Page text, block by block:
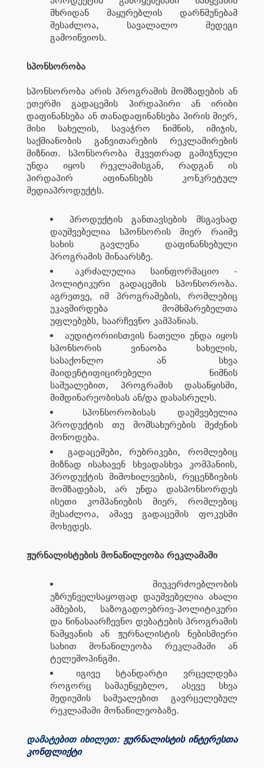
მხრიდან მაყურებლის დარწმუნებამ
შესაძლოა, სავალალო შედეგი
გამოიწვიოს.
სპონსორობა
სპონსორობა არის პროგრამის მომზადების ან
ეთერში გადაცემის პირდაპირი ან ირიბი
დაფინანსება ან თანადაფინანსება პირის მიერ,
მისი სახელის, სავაჭრო ნიშნის, იმიჯის,
საქმიანობის განვითარების რეკლამირების
მიზნით. სპონსორობა მკვეთრად გამიჯნული
უნდა იყოს რეკლამისგან, რადგან ის
პირდაპირ აფინანსებს კონკრეტულ
მედიაპროდუქტს.
პროდუქტის განთავსების მსგავსად
დაუშვებელია სპონსორის მიერ რაიმე
სახის გავლენა დაფინანსებული
პროგრამის შინაარსზე.
აკრძალულია საინფორმაციო -
პოლიტიკური გადაცემის სპონსორობა.
აგრეთვე, იმ პროგრამების, რომლებიც
უკავშირდება მომხმარებელთა
უფლებებს, საარჩევნო კამპანიას.
აუდიტორიისთვის ნათელი უნდა იყოს
სპონსორის ვინაობა სახელის,
სასაქონლო ან სხვა
მაიდენტიფიცირებელი ნიშნის
საშუალებით, პროგრამის დასაწყისში,
მიმდინარეობისას ან/და დასასრულს.
სპონსორობისას დაუშვებელია
პროდუქტის თუ მომსახურების შეძენის
მოწოდება.
გადაცემები, რუბრიკები, რომლებიც
მიზნად ისახავენ სხვადასხვა კომპანიის,
პროდუქტის მიმოხილვების, რეცენზიების
მომზადებას, არ უნდა დასპონსორდეს
ისეთი კომპანიების მიერ, რომლებიც
შესაძლოა, ამავე გადაცემის ფოკუსში
მოხვდეს.
ჟურნალისტების მონაწილეობა რეკლამაში
მიუკერძოებლობის
უზრუნველსაყოფად დაუშვებელია ახალი
ამბების, საზოგადოებრივ-პოლიტიკური
და წინასაარჩევნო დებატების პროგრამის
წამყვანის ან ჟურნალისტის ნებისმიერი
სახით მონაწილეობა რეკლამაში ან
ტელეშოპინგში.
იგივე სტანდარტი ვრცელდება
როგორც სამაუწყებლო, ასევე სხვა
მედიუმის საშუალებით გავრცელებულ
რეკლამაში მონაწილეობაზე.
დამატებით იხილეთ: ჟურნალისტის ინტერესთა
კონფლიქტი